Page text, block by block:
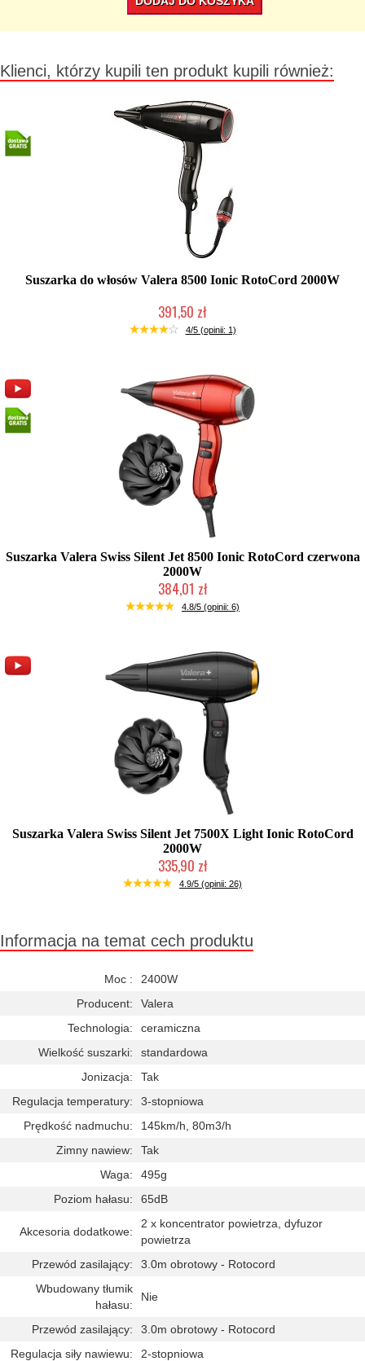
Klienci, którzy kupili ten produkt kupili również:
Suszarka do włosów Valera 8500 Ionic RotoCord 2000W
391,50 zł
Chwilowo niedostępny
4/5 (opinii: 1)
Suszarka Valera Swiss Silent Jet 8500 Ionic RotoCord czerwona
2000W
384,01 zł
Duża ilość (wysyłka w 24h)
4.8/5 (opinii: 6)
Suszarka Valera Swiss Silent Jet 7500X Light Ionic RotoCord
2000W
335,90 zł
Duża ilość (wysyłka w 24h)
4.9/5 (opinii: 26)
Informacja na temat cech produktu
Moc :
2400W
Producent:
Valera
Technologia:
ceramiczna
Wielkość suszarki:
standardowa
Jonizacja:
Tak
Regulacja temperatury:
3-stopniowa
Prędkość nadmuchu:
145km/h, 80m3/h
Zimny nawiew:
Tak
Waga:
495g
Poziom hałasu:
65dB
Akcesoria dodatkowe:
2 x koncentrator powietrza, dyfuzor
powietrza
Przewód zasilający:
3.0m obrotowy - Rotocord
Wbudowany tłumik
hałasu:
Nie
Przewód zasilający:
3.0m obrotowy - Rotocord
Regulacja siły nawiewu:
2-stopniowa